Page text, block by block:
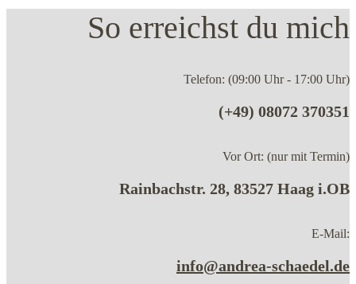
So erreichst du mich
Telefon: (09:00 Uhr - 17:00 Uhr)
(+49) 08072 370351
Vor Ort: (nur mit Termin)
Rainbachstr. 28, 83527 Haag i.OB
E-Mail:
info@andrea-schaedel.de